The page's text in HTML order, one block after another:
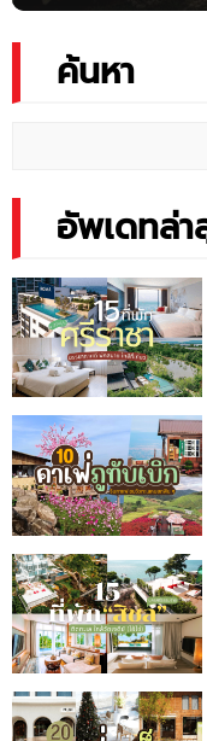
ค้นหา
อัพเดทล่